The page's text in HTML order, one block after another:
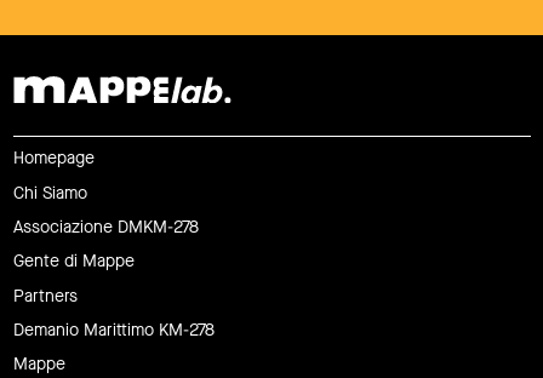
Homepage
Chi Siamo
Associazione DMKM-278
Gente di Mappe
Partners
Demanio Marittimo KM-278
Mappe